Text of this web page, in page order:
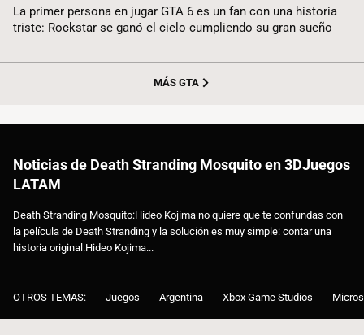
La primer persona en jugar GTA 6 es un fan con una historia
triste: Rockstar se ganó el cielo cumpliendo su gran sueño
MÁS GTA
Noticias de Death Stranding Mosquito en 3DJuegos
LATAM
Death Stranding Mosquito:Hideo Kojima no quiere que te confundas con
la película de Death Stranding y la solución es muy simple: contar una
historia original.Hideo Kojima...
OTROS TEMAS: Juegos Argentina Xbox Game Studios